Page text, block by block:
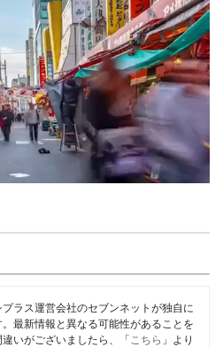
ラス運営会社のセブンネットが独自に
最新情報と異なる可能性があることを
いがございましたら、「 こちら 」より